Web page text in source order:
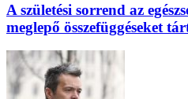
A születési sorrend az
meglepő összefüggéseket